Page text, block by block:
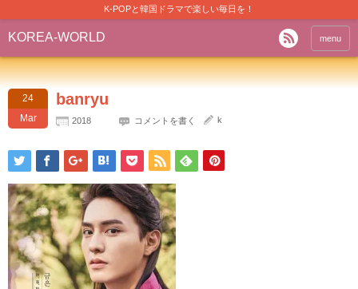
K-POPと韓国ドラマで楽しい毎日を！
KOREA-WORLD menu
24
Mar
banryu
2018 コメントを書く k